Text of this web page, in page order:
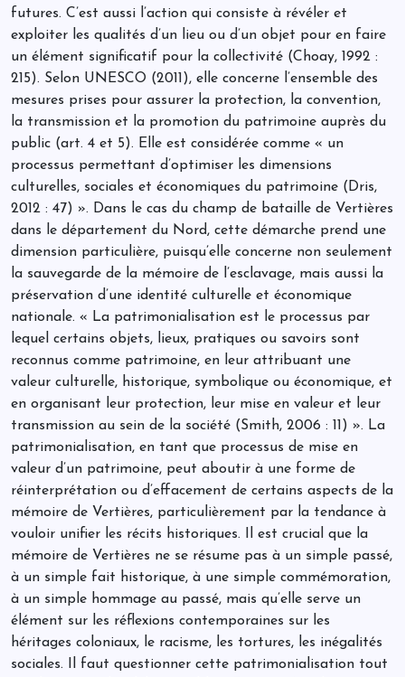
futures. C’est aussi l’action qui consiste à révéler et
exploiter les qualités d’un lieu ou d’un objet pour en faire
un élément significatif pour la collectivité (Choay, 1992 :
215). Selon UNESCO (2011), elle concerne l’ensemble des
mesures prises pour assurer la protection, la convention,
la transmission et la promotion du patrimoine auprès du
public (art. 4 et 5). Elle est considérée comme « un
processus permettant d’optimiser les dimensions
culturelles, sociales et économiques du patrimoine (Dris,
2012 : 47) ». Dans le cas du champ de bataille de Vertières
dans le département du Nord, cette démarche prend une
dimension particulière, puisqu’elle concerne non seulement
la sauvegarde de la mémoire de l’esclavage, mais aussi la
préservation d’une identité culturelle et économique
nationale. « La patrimonialisation est le processus par
lequel certains objets, lieux, pratiques ou savoirs sont
reconnus comme patrimoine, en leur attribuant une
valeur culturelle, historique, symbolique ou économique, et
en organisant leur protection, leur mise en valeur et leur
transmission au sein de la société (Smith, 2006 : 11) ». La
patrimonialisation, en tant que processus de mise en
valeur d’un patrimoine, peut aboutir à une forme de
réinterprétation ou d’effacement de certains aspects de la
mémoire de Vertières, particulièrement par la tendance à
vouloir unifier les récits historiques. Il est crucial que la
mémoire de Vertières ne se résume pas à un simple passé,
à un simple fait historique, à une simple commémoration,
à un simple hommage au passé, mais qu’elle serve un
élément sur les réflexions contemporaines sur les
héritages coloniaux, le racisme, les tortures, les inégalités
sociales. Il faut questionner cette patrimonialisation tout